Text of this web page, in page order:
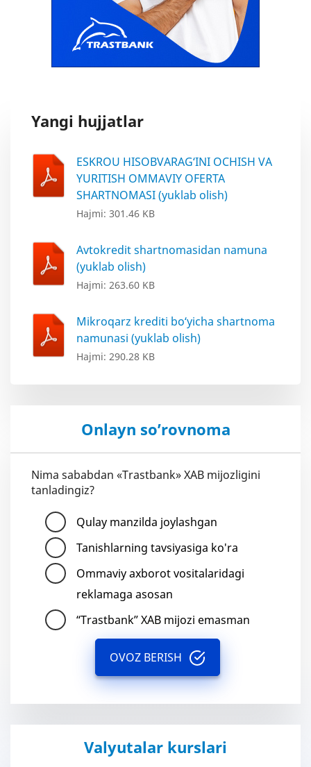
Yangi hujjatlar
ESKROU HISOBVARAG‘INI OCHISH VA
YURITISH OMMAVIY OFERTA
SHARTNOMASI (yuklab olish)
Hajmi: 301.46 KB
Avtokredit shartnomasidan namuna
(yuklab olish)
Hajmi: 263.60 KB
Mikroqarz krediti bo‘yicha shartnoma
namunasi (yuklab olish)
Hajmi: 290.28 KB
Onlayn so’rovnoma
Nima sababdan «Trastbank» XAB mijozligini
tanladingiz?
Qulay manzilda joylashgan
Tanishlarning tavsiyasiga ko'ra
Ommaviy axborot vositalaridagi
reklamaga asosan
“Trastbank” XAB mijozi emasman
OVOZ BERISH
Valyutalar kurslari